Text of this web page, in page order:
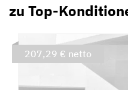
zu Top-
207,29 € netto